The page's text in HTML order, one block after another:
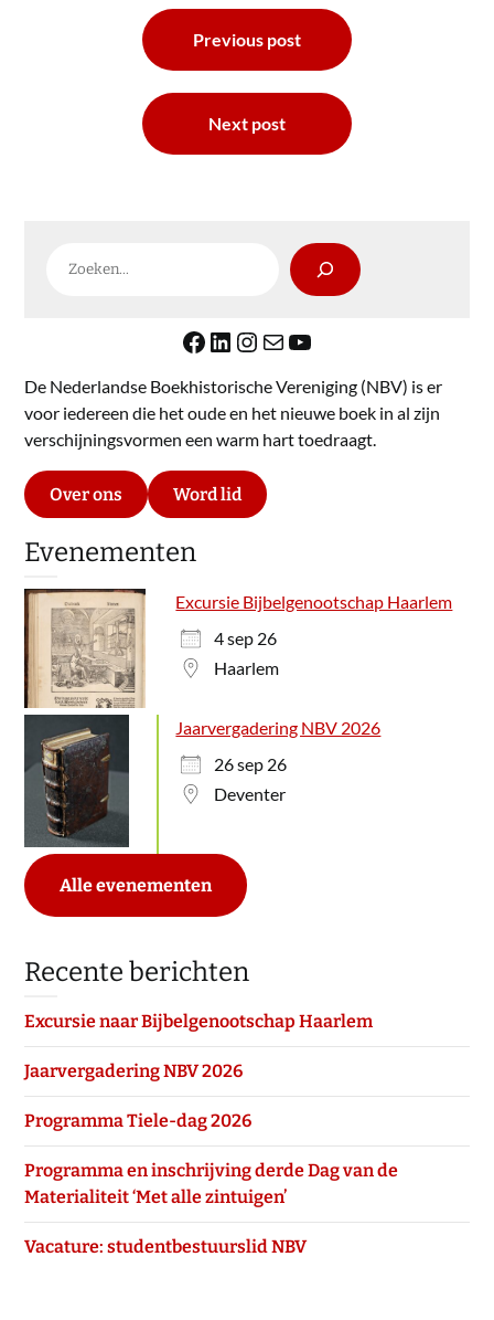
Previous post
Next post
Facebook
LinkedIn
Instagram
E-mailYouTube
De Nederlandse Boekhistorische Vereniging (NBV) is er
voor iedereen die het oude en het nieuwe boek in al zijn
verschijningsvormen een warm hart toedraagt.
Over ons Word lid
Evenementen
Excursie Bijbelgenootschap Haarlem
4 sep 26
Haarlem
Jaarvergadering NBV 2026
26 sep 26
Deventer
Alle evenementen
Recente berichten
Excursie naar Bijbelgenootschap Haarlem
Jaarvergadering NBV 2026
Programma Tiele-dag 2026
Programma en inschrijving derde Dag van de
Materialiteit ‘Met alle zintuigen’
Vacature: studentbestuurslid NBV